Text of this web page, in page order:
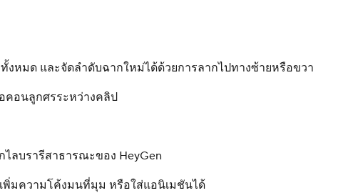
งหมด และจัดลำดับฉากใหม่ได้ด้วยการลากไปทางซ้ายหรือขวา
คอนลูกศรระหว่างคลิป
ลบรารีสาธารณะของ HeyGen
พิ่มความโค้งมนที่มุม หรือใส่แอนิเมชันได้